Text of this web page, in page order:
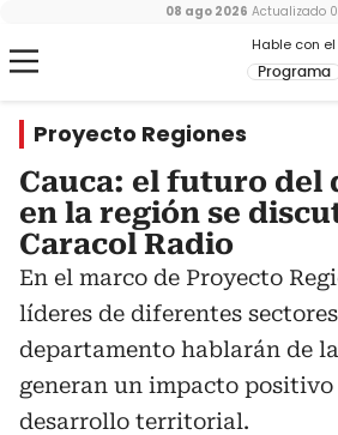
Hable con el
Programa
08 ago 2026 Actualizado
Proyecto Regiones
Cauca: el futuro del
en la región se
Caracol Radio
En el marco de Proyecto
líderes de diferentes
departamento hablarán de
generan un impacto positivo
desarrollo territorial.